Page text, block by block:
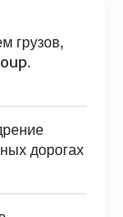
грузов,
дорогах